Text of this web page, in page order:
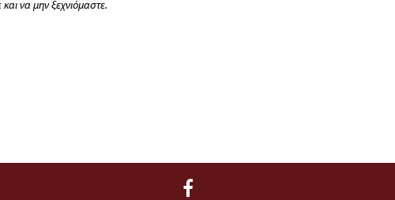
να μην ξεχνιόμαστε.